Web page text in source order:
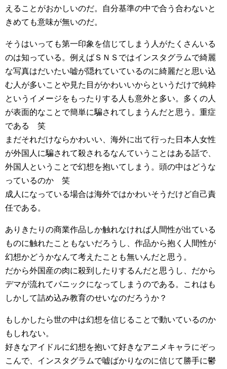
えることがおかしいのだ。自分基準の中で合う合わないと
きめても意味が無いのだ。
そうはいっても第一印象を信じてしまう人がたくさんいる
のは知っている。例えばＳＮＳではインスタグラムで綺麗
な写真はだいたい嘘が隠れていているのに綺麗だと思い込
む人が多いことや見た目がかわいいからというだけで純粋
というイメージをもったりする人も意外と多い。多くの人
が表面的なことで簡単に騙されてしまうんだと思う。重症
である 笑
まだそれだけならかわいい、海外に出て行った日本人女性
が外国人に騙されて殺されるなんていうことはある話で、
外国人ということで幻想を抱いてしまう。頭の中はどうな
っているのか 笑
成人になっている場合は海外ではかわいそうだけど自己責
任である。
ありきたりの商業作品しか触れなければ人間性が出ている
ものに触れたこともないだろうし、作品から抱く人間性が
幻想かどうかなんて考えたことも無いんだと思う。
だから外国産の肉に殺到したりするんだと思うし、だから
デマが流れてパニックになってしまうのである。これはも
しかして詰め込み教育のせいなのだろうか？
もしかしたら世の中は幻想を信じることで動いているのか
もしれない。
好きなアイドルに幻想を抱いて好きなアニメキャラにぞっ
こんで、インスタグラムで嘘ばかりなのに信じて勝手に鬱